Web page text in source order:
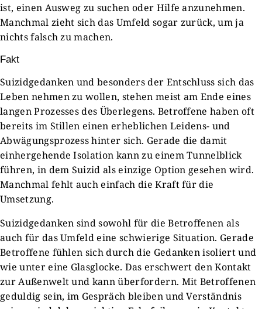
ist, einen Ausweg zu suchen oder Hilfe anzunehmen.
Manchmal zieht sich das Umfeld sogar zurück, um ja
nichts falsch zu machen.
Fakt
Suizidgedanken und besonders der Entschluss sich das
Leben nehmen zu wollen, stehen meist am Ende eines
langen Prozesses des Überlegens. Betroffene haben oft
bereits im Stillen einen erheblichen Leidens- und
Abwägungsprozess hinter sich. Gerade die damit
einhergehende Isolation kann zu einem Tunnelblick
führen, in dem Suizid als einzige Option gesehen wird.
Manchmal fehlt auch einfach die Kraft für die
Umsetzung.
Suizidgedanken sind sowohl für die Betroffenen als
auch für das Umfeld eine schwierige Situation. Gerade
Betroffene fühlen sich durch die Gedanken isoliert und
wie unter eine Glasglocke. Das erschwert den Kontakt
zur Außenwelt und kann überfordern. Mit Betroffenen
geduldig sein, im Gespräch bleiben und Verständnis